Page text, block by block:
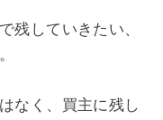
残していきたい、
なく、買主に残し